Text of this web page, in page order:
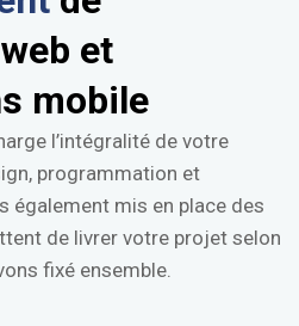
et
mobile
l’intégralité de votre
programmation et
également mis en place des
de livrer votre projet selon
fixé ensemble.